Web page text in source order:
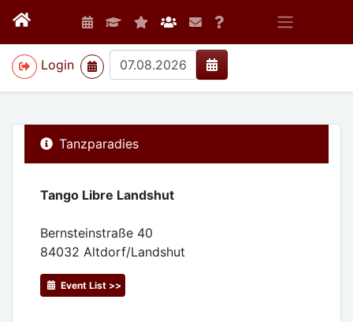
Login
>
Tanzparadies
Tango Libre Landshut
Bernsteinstraße 40
84032 Altdorf/Landshut
Event List >>